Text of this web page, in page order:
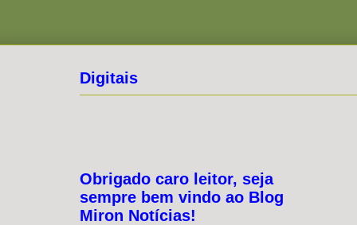
Digitais
Obrigado caro leitor, seja
sempre bem vindo ao Blog
Miron Notícias!